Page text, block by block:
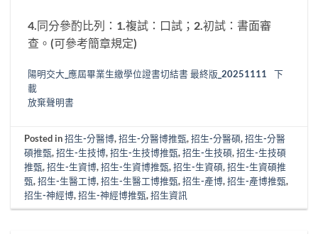
4.同分參酌比列：1.複試：口試；2.初試：書面審
查。(可參考簡章規定)
陽明交大_應屆畢業生繳學位證書切結書 最終版_20251111
下
載
放棄聲明書
Posted in招生-分醫博,招生-分醫博推甄,招生-分醫碩,招生-分醫
碩推甄,招生-生技博,招生-生技博推甄,招生-生技碩,招生-生技碩
推甄,招生-生資博,招生-生資博推甄,招生-生資碩,招生-生資碩推
甄,招生-生醫工博,招生-生醫工博推甄,招生-產博,招生-產博推甄,
招生-神經博,招生-神經博推甄,招生資訊